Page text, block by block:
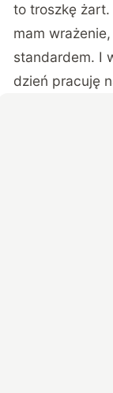
to troszkę
mam
standardem. I
dzień pracuję